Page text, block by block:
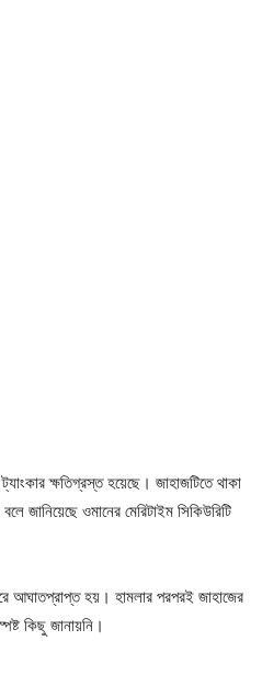
ক্ষতিগ্রস্ত হয়েছে। জাহাজটিতে থাকা
ওমানের মেরিটাইম সিকিউরিটি
আঘাতপ্রাপ্ত হয়। হামলার পরপরই জাহাজের
কিছু জানায়নি।